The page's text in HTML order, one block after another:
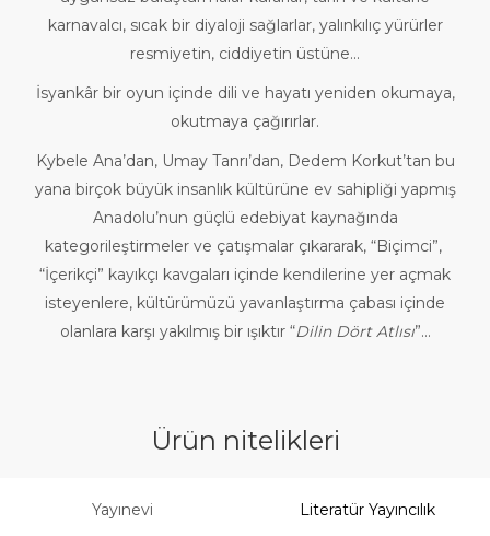
karnavalcı, sıcak bir diyaloji sağlarlar, yalınkılıç yürürler
resmiyetin, ciddiyetin üstüne...
İsyankâr bir oyun içinde dili ve hayatı yeniden okumaya,
okutmaya çağırırlar.
Kybele Ana’dan, Umay Tanrı’dan, Dedem Korkut’tan bu
yana birçok büyük insanlık kültürüne ev sahipliği yapmış
Anadolu’nun güçlü edebiyat kaynağında
kategorileştirmeler ve çatışmalar çıkararak, “Biçimci”,
“İçerikçi” kayıkçı kavgaları içinde kendilerine yer açmak
isteyenlere, kültürümüzü yavanlaştırma çabası içinde
olanlara karşı yakılmış bir ışıktır “Dilin Dört Atlısı”...
Ürün nitelikleri
Yayınevi Literatür Yayıncılık